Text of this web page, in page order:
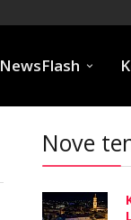
NewsFlash
Nove